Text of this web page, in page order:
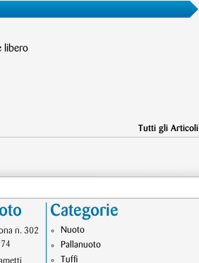
libero
Tutti gli Articoli
n. 302
Categorie
Nuoto
Pallanuoto
Tuffi